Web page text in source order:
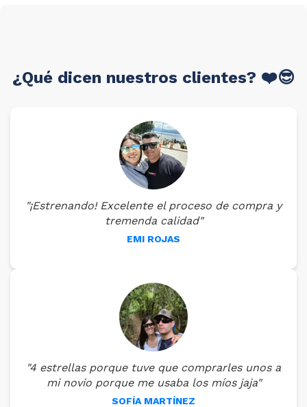
¿Qué dicen nuestros clientes? ❤️😎
"¡Estrenando! Excelente el proceso de compra y
tremenda calidad"
EMI ROJAS
"4 estrellas porque tuve que comprarles unos a
mi novio porque me usaba los míos jaja"
SOFÍA MARTÍNEZ